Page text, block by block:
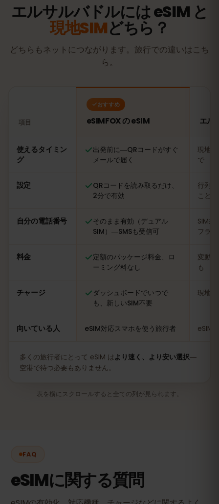
エルサルバドルには eSIM と
現地SIMどちら？
どちらもネットにつながります。旅行での違いはこち
ら。
項目
おすすめ
eSIMFOX の eSIM エル
使えるタイミン
グ
出発前に―QRコードがすぐ
メールで届く
現地
で
設定
QRコードを読み取るだけ、
2分で有効
行列
ことも
自分の電話番号
そのまま有効（デュアル
SIM）―SMSも受信可
SIM
フラ
料金
定額のパッケージ料金、ロ
ーミング料なし
変動
も
チャージ
ダッシュボードでいつで
も、新しいSIM不要
現地
向いている人 eSIM対応スマホを使う旅行者 eSIM
多くの旅行者にとって eSIM は より速く、より安い選択―
空港で待つ必要もありません。
表を横にスクロールすると全ての列が見られます。
FAQ
eSIMに関する質問